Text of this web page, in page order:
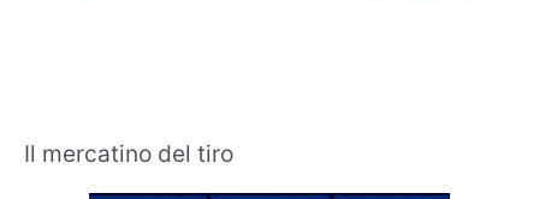
Il mercatino del tiro